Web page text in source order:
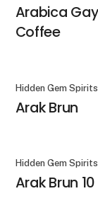
Arabica
Coffee
Hidden Gem Spirits
Arak Brun
Hidden Gem Spirits
Arak Brun